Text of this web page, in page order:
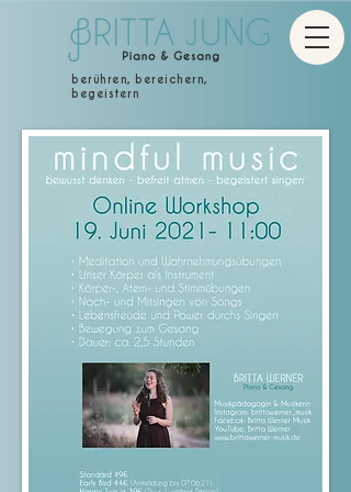
berühren, bereichern,
begeistern